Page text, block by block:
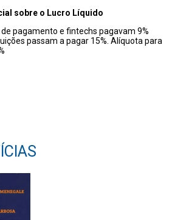
sobre o Lucro Líquido
pagamento e fintechs pagavam 9%
passam a pagar 15%. Alíquota para